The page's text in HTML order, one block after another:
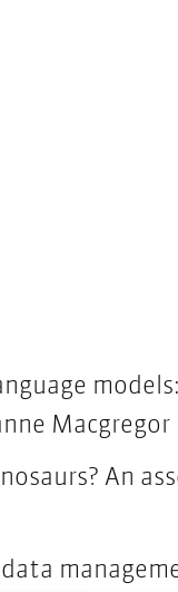
Macgregor
An